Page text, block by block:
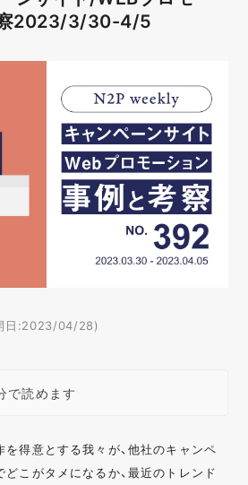
2023/3/30-4/5
日:2023/04/28)
で読めます
得意とする我々が、他社のキャンペ
こがタメになるか、最近のトレンド